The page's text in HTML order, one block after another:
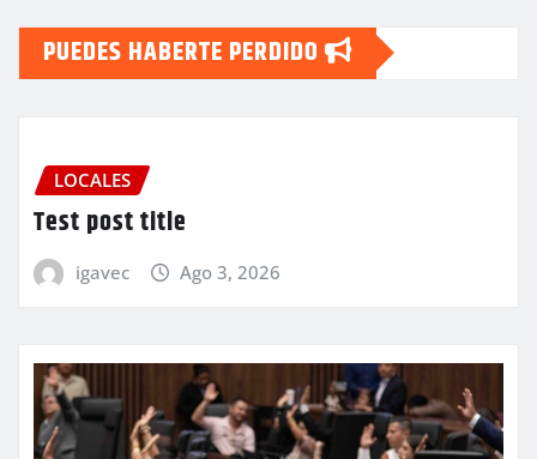
PUEDES HABERTE PERDIDO
LOCALES
Test post title
igavec Ago 3, 2026